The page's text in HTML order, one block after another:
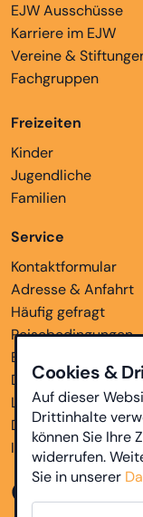
EJW Ausschüsse
Karriere im EJW
Vereine &
Fachgruppen
Freizeiten
Kinder
Jugendliche
Familien
Service
Kontaktformular
Adresse & Anfahrt
Häufig gefragt
Reisebedingungen
Bankverbindungen
Downloads
Links
Datenschutz
Impressum
Cookies &
Auf dieser
Drittinhalte
können Sie Ihre
widerrufen.
Sie in unserer